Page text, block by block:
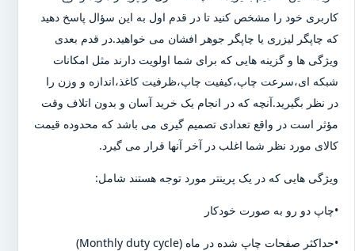
کاربری خود را مشخص کنید تا در قدم اول به این سؤال پاسخ دهید
که چاپگر لیزری یا چاپگر جوهر افشان می خواهید.در قدم بعدی
ویژگی ها و گزینه هایی که برای شما اولویت دارند مثل امکانات
شبکه ای،سرعت چاپ،کیفیت چاپ،ظرفیت کاغذ،اندازه و وزن را
در نظر بگیرید.آنچه که در انجام یک خرید آسان و بدون اتلاف وقت
مؤثر است در واقع تعدادی تصمیم گیری می باشد که محدوده قیمت
کالای مورد نظر شما اغلب در آخر آنها قرار می گیرد.
ویژگی هایی که در یک پرینتر مورد توجه هستند شامل:
•چاپ دو رو به صورت خودکار
•حداکثر صفحات چاپ شده در ماه (Monthly duty cycle)